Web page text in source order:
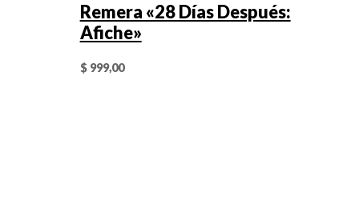
Remera «28 Días Después:
Afiche»
$999,00